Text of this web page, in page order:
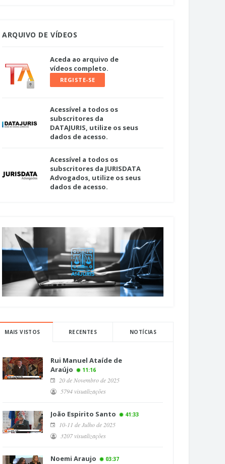
ARQUIVO DE VÍDEOS
Aceda ao arquivo de
vídeos completo.
REGISTE-SE
Acessível a todos os
subscritores da
DATAJURIS, utilize os seus
dados de acesso.
Acessível a todos os
subscritores da JURISDATA
Advogados, utilize os seus
dados de acesso.
MAIS VISTOS RECENTES NOTÍCIAS
Rui Manuel Ataíde de
Araújo
11:16
20 de Novembro de 2025
5794 visualizações
João Espirito Santo 41:33
10-11 de Julho de 2025
3207 visualizações
Noemi Araujo 03:37